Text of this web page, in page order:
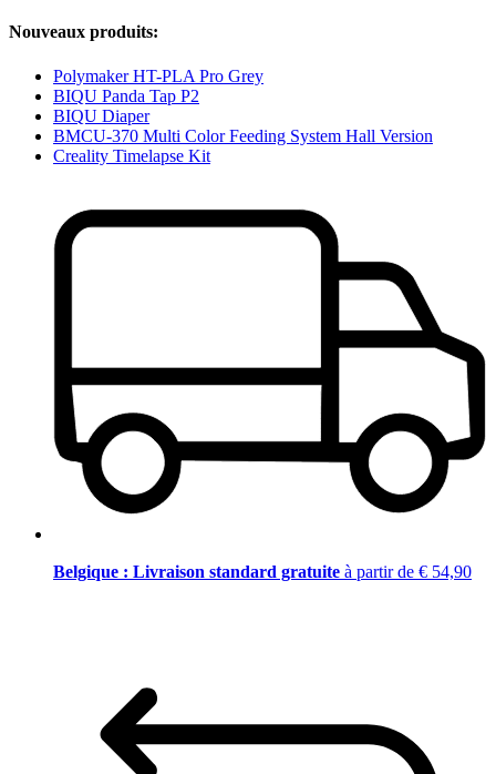
Nouveaux produits:
Polymaker HT-PLA Pro Grey
BIQU Panda Tap P2
BIQU Diaper
BMCU-370 Multi Color Feeding System Hall Version
Creality Timelapse Kit
Belgique : Livraison standard gratuite à partir de € 54,90